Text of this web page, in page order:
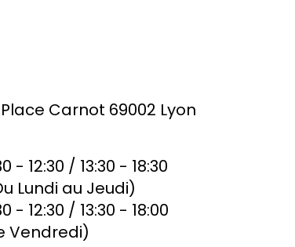
Place Carnot 69002 Lyon
- 12:30 / 13:30 - 18:30
Lundi au Jeudi)
- 12:30 / 13:30 - 18:00
Vendredi)